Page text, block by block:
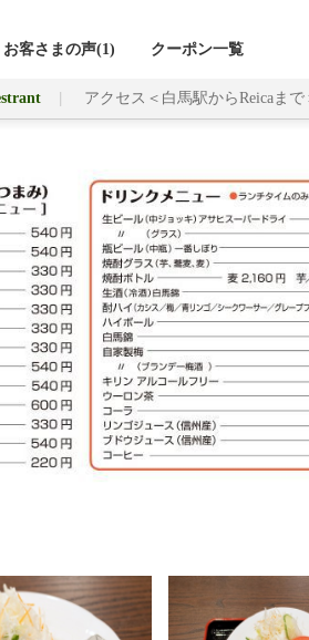
お客さまの声(1) クーポン一覧
アクセス＜白馬駅からReicaまで